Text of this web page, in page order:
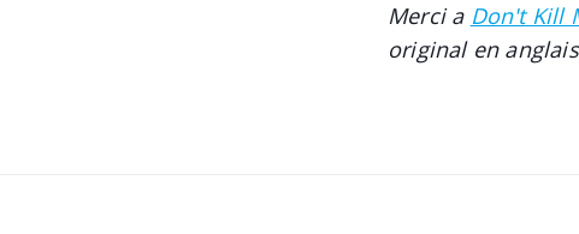
Merci a Don't Kill
original en anglais